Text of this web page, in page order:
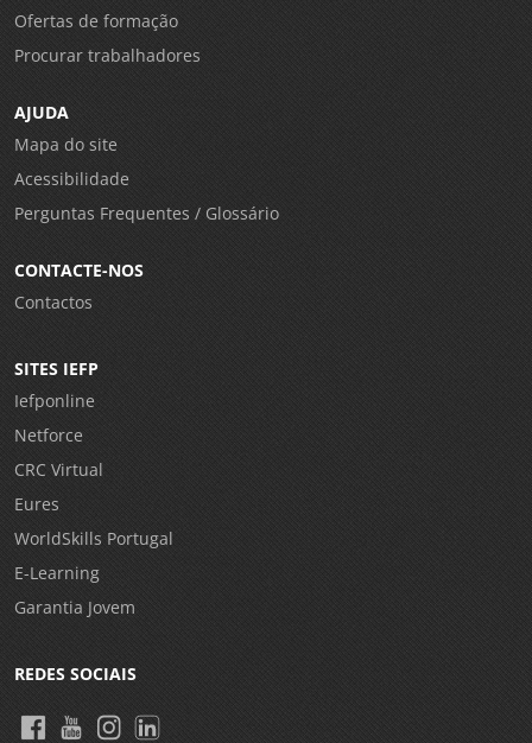
Ofertas de formação
Procurar trabalhadores
AJUDA
Mapa do site
Acessibilidade
Perguntas Frequentes / Glossário
CONTACTE-NOS
Contactos
SITES IEFP
Iefponline
Netforce
CRC Virtual
Eures
WorldSkills Portugal
E-Learning
Garantia Jovem
REDES SOCIAIS